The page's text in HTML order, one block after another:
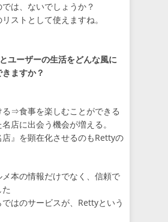
は、ないでしょうか？
ストとして使えますね。
ユーザーの生活をどんな風に
ますか？
る⇒食事を楽しむことができる
店に出会う機会が増える。
』を顕在化させるのもRettyの
本の情報だけでなく、信頼で
はのサービスが、Rettyという